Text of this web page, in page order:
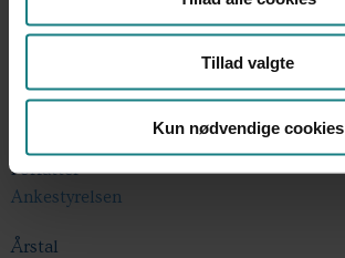
Tillad valgte
Kun nødvendige cookies
Undersøgelser og evalueringer
Forfatter
Ankestyrelsen
Årstal